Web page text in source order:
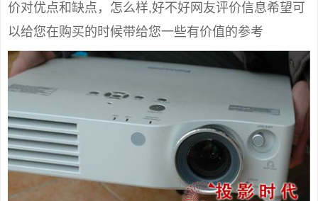
价对优点和缺点，怎么样,好不好网友评价信息希望可
以给您在购买的时候带给您一些有价值的参考